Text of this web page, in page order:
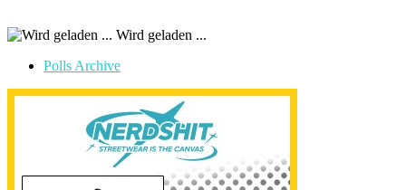
Wird geladen ...
Polls Archive